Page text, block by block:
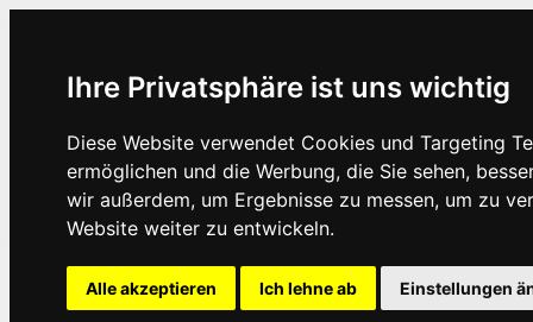
Ihre Privatsphäre ist uns wichtig
Diese Website verwendet Cookies und Targeting
ermöglichen und die Werbung, die Sie sehen,
wir außerdem, um Ergebnisse zu messen, um zu
Website weiter zu entwickeln.
Alle akzeptieren Ich lehne ab Einstellungen